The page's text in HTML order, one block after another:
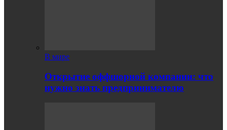
В мире
Открытие оффшорной компании: что
нужно знать предпринимателю